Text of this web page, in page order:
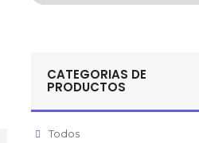
Pesos Mexicanos
Peso Chileno
CATEGORIAS DE
PRODUCTOS
Todos